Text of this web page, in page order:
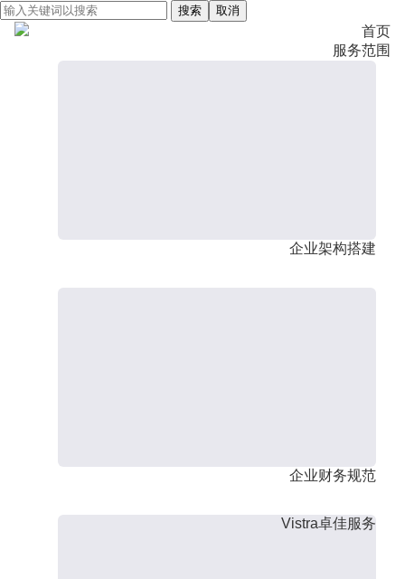
搜索 取消
首页
服务范围
企业架构搭建
企业财务规范
Vistra卓佳服务